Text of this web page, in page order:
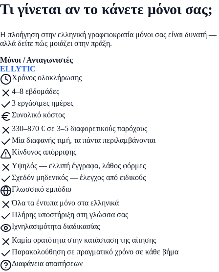
Τι γίνεται αν το κάνετε μόνοι σας;
Η πλοήγηση στην ελληνική γραφειοκρατία μόνοι σας είναι δυνατή —
αλλά δείτε πώς μοιάζει στην πράξη.
Μόνοι / Ανταγωνιστές
ELLYTIC
Χρόνος ολοκλήρωσης
4–8 εβδομάδες
3 εργάσιμες ημέρες
Συνολικό κόστος
330–870 € σε 3–5 διαφορετικούς παρόχους
Μία διαφανής τιμή, τα πάντα περιλαμβάνονται
Κίνδυνος απόρριψης
Υψηλός — ελλιπή έγγραφα, λάθος φόρμες
Σχεδόν μηδενικός — έλεγχος από ειδικούς
Γλωσσικό εμπόδιο
Όλα τα έντυπα μόνο στα ελληνικά
Πλήρης υποστήριξη στη γλώσσα σας
Ιχνηλασιμότητα διαδικασίας
Καμία ορατότητα στην κατάσταση της αίτησης
Παρακολούθηση σε πραγματικό χρόνο σε κάθε βήμα
Διαφάνεια απαιτήσεων